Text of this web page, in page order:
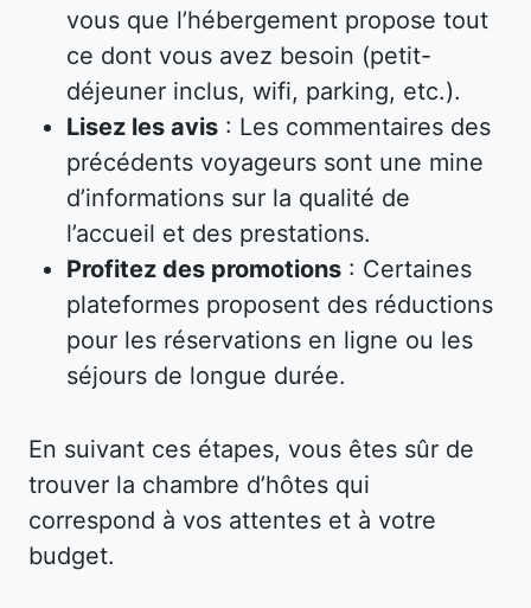
vous que l’hébergement propose tout
ce dont vous avez besoin (petit-
déjeuner inclus, wifi, parking, etc.).
Lisez les avis : Les commentaires des
précédents voyageurs sont une mine
d’informations sur la qualité de
l’accueil et des prestations.
Profitez des promotions : Certaines
plateformes proposent des réductions
pour les réservations en ligne ou les
séjours de longue durée.
En suivant ces étapes, vous êtes sûr de
trouver la chambre d’hôtes qui
correspond à vos attentes et à votre
budget.